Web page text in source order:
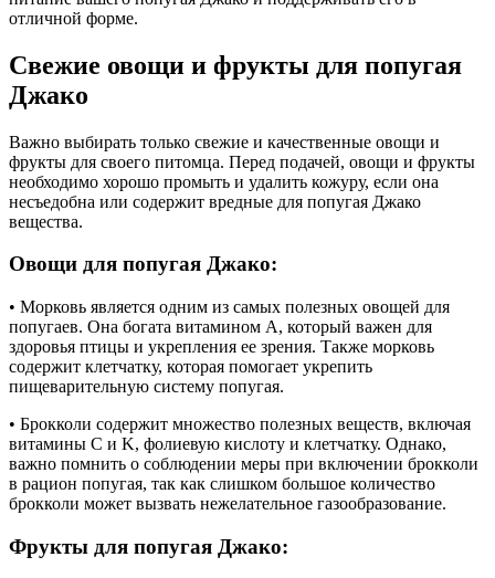
отличной форме.
Свежие овощи и фрукты для попугая
Джако
Важно выбирать только свежие и качественные овощи и
фрукты для своего питомца. Перед подачей, овощи и фрукты
необходимо хорошо промыть и удалить кожуру, если она
несъедобна или содержит вредные для попугая Джако
вещества.
Овощи для попугая Джако:
• Морковь является одним из самых полезных овощей для
попугаев. Она богата витамином A, который важен для
здоровья птицы и укрепления ее зрения. Также морковь
содержит клетчатку, которая помогает укрепить
пищеварительную систему попугая.
• Брокколи содержит множество полезных веществ, включая
витамины C и K, фолиевую кислоту и клетчатку. Однако,
важно помнить о соблюдении меры при включении брокколи
в рацион попугая, так как слишком большое количество
брокколи может вызвать нежелательное газообразование.
Фрукты для попугая Джако: